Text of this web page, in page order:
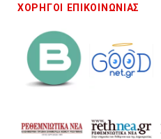
ΧΟΡΗΓΟΙ ΕΠΙΚΟΙΝΩΝΙΑΣ